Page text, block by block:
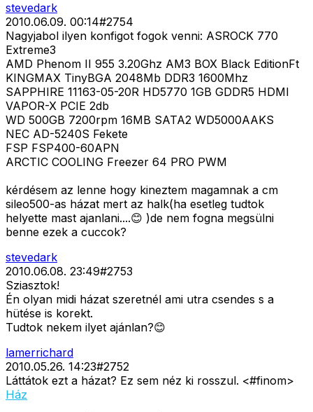
stevedark
2010.06.09. 00:14#2754
Nagyjabol ilyen konfigot fogok venni: ASROCK 770
Extreme3
AMD Phenom II 955 3.20Ghz AM3 BOX Black EditionFt
KINGMAX TinyBGA 2048Mb DDR3 1600Mhz
SAPPHIRE 11163-05-20R HD5770 1GB GDDR5 HDMI
VAPOR-X PCIE 2db
WD 500GB 7200rpm 16MB SATA2 WD5000AAKS
NEC AD-5240S Fekete
FSP FSP400-60APN
ARCTIC COOLING Freezer 64 PRO PWM
kérdésem az lenne hogy kineztem magamnak a cm
sileo500-as házat mert az halk(ha esetleg tudtok
helyette mast ajanlani....😊 )de nem fogna megsülni
benne ezek a cuccok?
stevedark
2010.06.08. 23:49#2753
Sziasztok!
Én olyan midi házat szeretnél ami utra csendes s a
hütése is korekt.
Tudtok nekem ilyet ajánlan?😊
lamerrichard
2010.05.26. 14:23#2752
Láttátok ezt a házat? Ez sem néz ki rosszul. <#finom>
Ház